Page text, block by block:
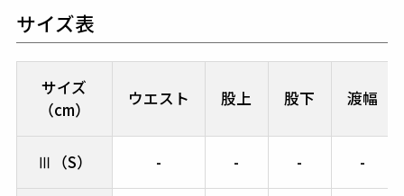
サイズ表
サイズ
（cm）
ウエスト 股上 股下 渡幅
Ⅲ（S） - - - -